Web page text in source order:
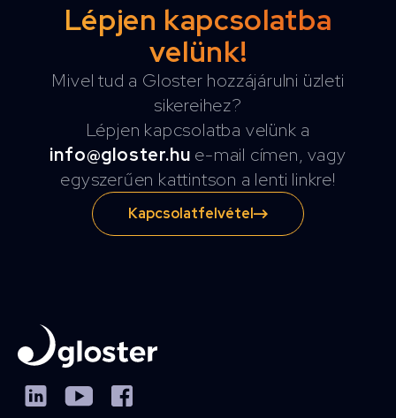
Lépjen kapcsolatba
velünk!
Mivel tud a Gloster hozzájárulni üzleti
sikereihez?
Lépjen kapcsolatba velünk a
info@gloster.hu e-mail címen, vagy
egyszerűen kattintson a lenti linkre!
Kapcsolatfelvétel